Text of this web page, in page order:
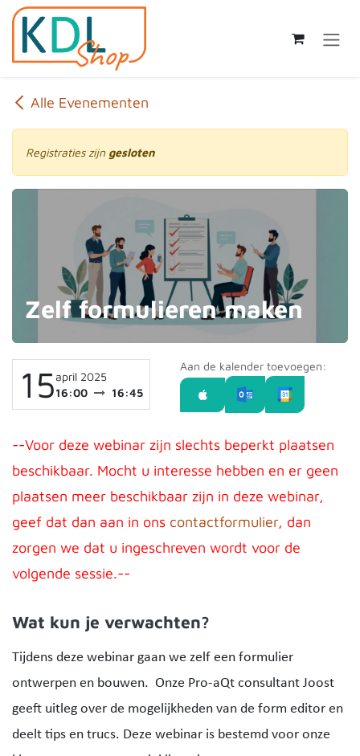
Overslaan naar inhoud
Alle Evenementen
Registraties zijn gesloten
Zelf formulieren maken
15april 2025
16:00
16:45
Aan de kalender toevoegen:
--Voor deze webinar zijn slechts beperkt plaatsen
beschikbaar. Mocht u interesse hebben en er geen
plaatsen meer beschikbaar zijn in deze webinar,
geef dat dan aan in ons contactformulier, dan
zorgen we dat u ingeschreven wordt voor de
volgende sessie.--
Wat kun je verwachten?
Tijdens deze webinar gaan we zelf een formulier
ontwerpen en bouwen. Onze Pro-aQt consultant Joost
geeft uitleg over de mogelijkheden van de form editor en
deelt tips en trucs. Deze webinar is bestemd voor onze